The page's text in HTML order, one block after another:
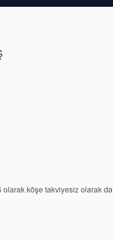
köşe takviyesiz olarak da